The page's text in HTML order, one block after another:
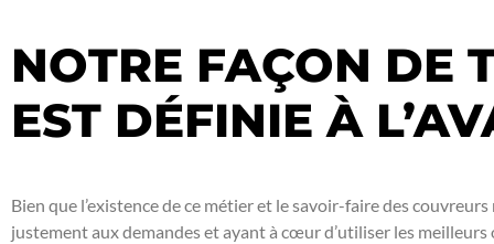
NOTRE FAÇON DE
EST DÉFINIE À
Bien que l’existence de ce métier et le savoir-faire des
justement aux demandes et ayant à cœur d’utiliser les